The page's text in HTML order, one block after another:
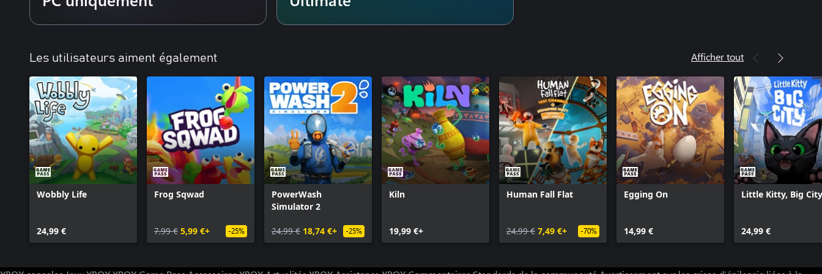
Rejoignez des salons publics ou privés pour affronter vos amis sur les pistes ou en rencontrer de
nouveaux ! Asseyez-vous sur un banc pour discuter avec un copain ou faites la course avec les
membres de votre groupe. Avec la possibilité de réunir jusqu’à 30* joueurs au sein d’un même
*J’ai bon espoir que le jeu puisse prochainement proposer des salons de 50 joueurs, mais jusqu’à ce
que j’aie pu mener les tests nécessaires, ça ne reste encore qu’une hypothèse. En outre, je ne suis
pas sûr que le fait d’avoir autant de gens dans un salon ne donne pas une impression de
surpopulation. Il se peut par conséquent que je décide de limiter ce nombre à une valeur inférieure.
Caractéristiques :
De la luge FUN en multijoueur !
Des communications animées via le chat de proximité
Des courses et des purs tricks
Des mini-jeux et des coins où passer du temps entre amis
Des salons publics et privés
Un système physique de type « poupée de chiffon »
Un yéti !
Les utilisateurs aiment également Afficher tout
Wobbly Life
24,99 €
Frog Sqwad
7,99 € 5,99 €+ -25%
PowerWash
Simulator 2
24,99 € 18,74 €+ -25%
Kiln
19,99 €+
Human Fall Flat
24,99 € 7,49 €+ -70%
Egging On
14,99 €
Little Kitty, Big City
24,99 €